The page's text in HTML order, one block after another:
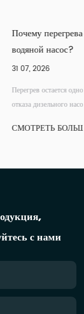
дизельный
точек
отказа дизельного насосного оборудования. ...
с нами